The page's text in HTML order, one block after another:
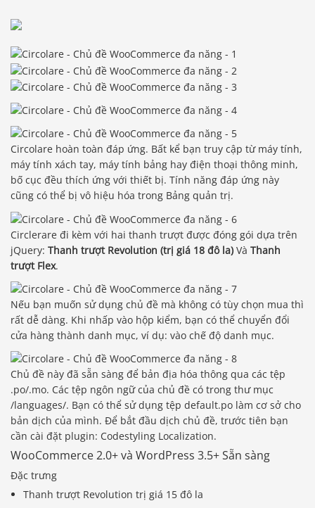
Circolare hoàn toàn đáp ứng. Bất kể bạn truy cập từ máy tính,
máy tính xách tay, máy tính bảng hay điện thoại thông minh,
bố cục đều thích ứng với thiết bị. Tính năng đáp ứng này
cũng có thể bị vô hiệu hóa trong Bảng quản trị.
Circlerare đi kèm với hai thanh trượt được đóng gói dựa trên
jQuery: Thanh trượt Revolution (trị giá 18 đô la) Và Thanh
trượt Flex.
Nếu bạn muốn sử dụng chủ đề mà không có tùy chọn mua thì
rất dễ dàng. Khi nhấp vào hộp kiểm, bạn có thể chuyển đổi
cửa hàng thành danh mục, ví dụ: vào chế độ danh mục.
Chủ đề này đã sẵn sàng để bản địa hóa thông qua các tệp
.po/.mo. Các tệp ngôn ngữ của chủ đề có trong thư mục
/languages/. Bạn có thể sử dụng tệp default.po làm cơ sở cho
bản dịch của mình. Để bắt đầu dịch chủ đề, trước tiên bạn
cần cài đặt plugin: Codestyling Localization.
WooCommerce 2.0+ và WordPress 3.5+ Sẵn sàng
Đặc trưng
Thanh trượt Revolution trị giá 15 đô la